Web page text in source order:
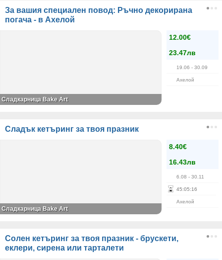
За вашия специален повод: Ръчно декорирана
погача - в Ахелой
12.00€
23.47лв
19.06 - 30.09
Ахелой
Сладкарница Bake Art
Сладък кетъринг за твоя празник
8.40€
16.43лв
6.08 - 30.11
45:05:16
Ахелой
Сладкарница Bake Art
Солен кетъринг за твоя празник - брускети,
еклери, сирена или тарталети